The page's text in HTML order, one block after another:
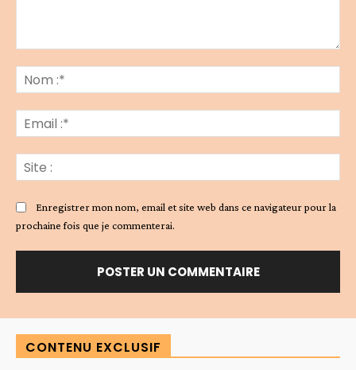
:*
:*
:
Enregistrer mon nom, email et site web dans ce navigateur pour la
prochaine fois que je commenterai.
CONTENU EXCLUSIF